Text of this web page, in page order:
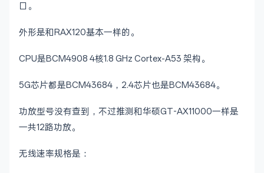
口。
外形是和RAX120基本一样的。
CPU是BCM4908 4核1.8 GHz Cortex-A53 架构。
5G芯片都是BCM43684，2.4芯片也是BCM43684。
功放型号没有查到，不过推测和华硕GT-AX11000一样是
一共12路功放。
无线速率规格是：